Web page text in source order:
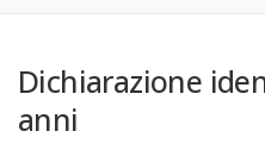
Dichiarazione
anni